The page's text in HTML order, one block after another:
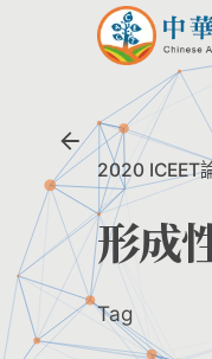
2020 ICEET
形成
Tag